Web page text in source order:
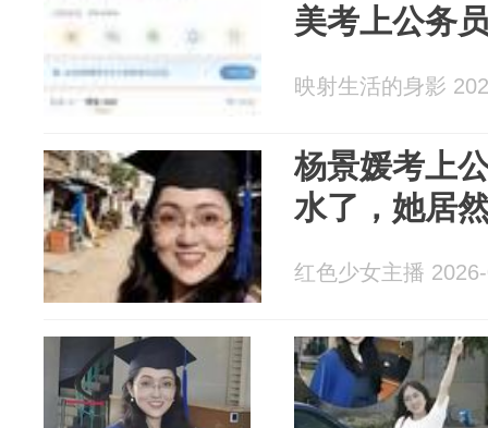
美考上公务
映射生活的身影
杨景媛考上
水了，她居
红色少女主播